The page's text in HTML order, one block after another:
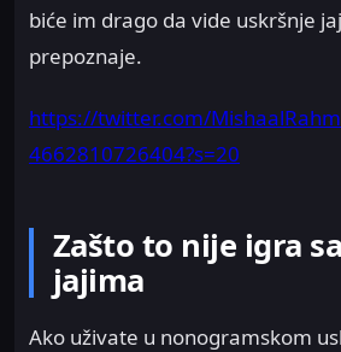
biće im drago da vide uskršnje
prepoznaje.
https://twitter.com/
4662810726404?s=20
Zašto to nije igra
jajima
Ako uživate u nonogramskom